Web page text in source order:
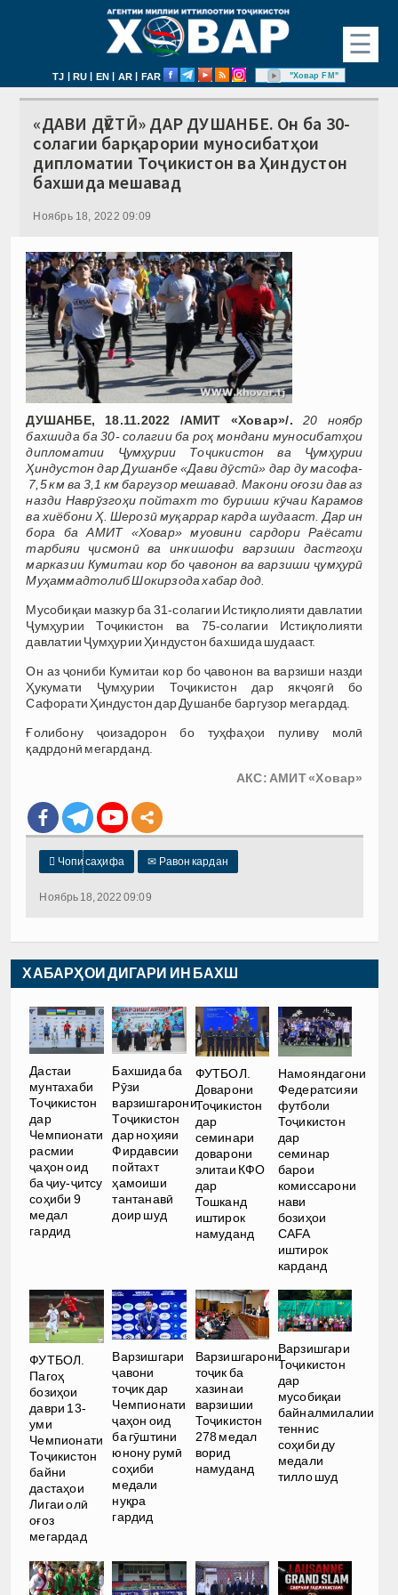
☰
TJ | RU | EN | AR | FAR "Ховар FM"
«ДАВИ ДӮСТӢ» ДАР ДУШАНБЕ. Он ба 30-
солагии барқарории муносибатҳои
дипломатии Тоҷикистон ва Ҳиндустон
бахшида мешавад
Ноябрь 18, 2022 09:09
ДУШАНБЕ, 18.11.2022 /АМИТ «Ховар»/.
20 ноябр
бахшида ба 30- солагии ба роҳ мондани муносибатҳои
дипломатии Ҷумҳурии Тоҷикистон ва Ҷумҳурии
Ҳиндустон дар Душанбе«Дави дӯстӣ» дар ду масофа-
7,5 км ва 3,1 км баргузор мешавад. Макони оғози дав аз
назди Наврӯзгоҳи пойтахт то буриши кӯчаи Карамов
ва хиёбони Ҳ. Шерозӣ муқаррар карда шудааст. Дар ин
бора ба АМИТ «Ховар» муовини сардори Раёсати
тарбияи ҷисмонӣ ва инкишофи варзиши дастгоҳи
марказии Кумитаи кор бо ҷавонон ва варзиши ҷумҳурӣ
Муҳаммадтолиб Шокирзода хабар дод.
Мусобиқаи мазкур ба 31-солагии Истиқлолияти давлатии
Ҷумҳурии Тоҷикистон ва 75-солагии Истиқлолияти
давлатии Ҷумҳурии Ҳиндустон бахшида шудааст.
Он аз ҷониби Кумитаи кор бо ҷавонон ва варзиши назди
Ҳукумати Ҷумҳурии Тоҷикистон дар якҷоягӣ бо
Сафорати Ҳиндустон дар Душанбе баргузор мегардад.
Ғолибону ҷоизадорон бо туҳфаҳои пуливу молӣ
қадрдонӣ мегарданд.
АКС: АМИТ «Ховар»
 Чопи саҳифа ✉ Равон кардан
Ноябрь 18, 2022 09:09
ХАБАРҲОИ ДИГАРИ ИН БАХШ
Дастаи
мунтахаби
Тоҷикистон
дар
Чемпионати
расмии
ҷаҳон оид
ба ҷиу-ҷитсу
соҳиби 9
медал
гардид
Бахшида ба
Рӯзи
варзишгарони
Тоҷикистон
дар ноҳияи
Фирдавсии
пойтахт
ҳамоиши
тантанавӣ
доир шуд
ФУТБОЛ.
Доварони
Тоҷикистон
дар
семинари
доварони
элитаи КФО
дар
Тошканд
иштирок
намуданд
Намояндагони
Федератсияи
футболи
Тоҷикистон
дар
семинар
барои
комиссарони
нави
бозиҳои
CAFA
иштирок
карданд
ФУТБОЛ.
Пагоҳ
бозиҳои
даври 13-
уми
Чемпионати
Тоҷикистон
байни
дастаҳои
Лигаи олӣ
оғоз
мегардад
Варзишгари
ҷавони
тоҷик дар
Чемпионати
ҷаҳон оид
ба гӯштини
юнону румӣ
соҳиби
медали
нуқра
гардид
Варзишгарони
тоҷик ба
хазинаи
варзишии
Тоҷикистон
278 медал
ворид
намуданд
Варзишгари
Тоҷикистон
дар
мусобиқаи
байналмилалии
теннис
соҳиби ду
медали
тилло шуд